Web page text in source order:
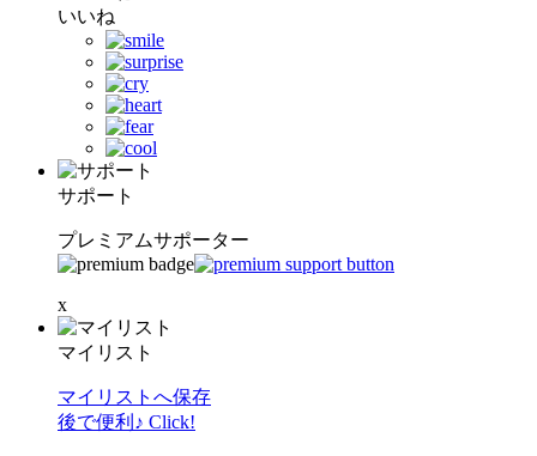
いいね
サポート
プレミアムサポーター
x
マイリスト
マイリストへ保存
後で便利♪ Click!